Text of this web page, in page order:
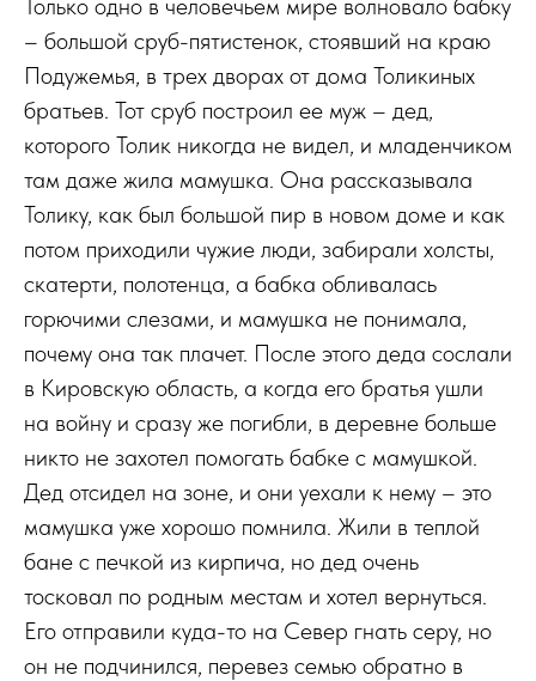
Только одно в человечьем мире волновало бабку
– большой сруб-пятистенок, стоявший на краю
Подужемья, в трех дворах от дома Толикиных
братьев. Тот сруб построил ее муж – дед,
которого Толик никогда не видел, и младенчиком
там даже жила мамушка. Она рассказывала
Толику, как был большой пир в новом доме и как
потом приходили чужие люди, забирали холсты,
скатерти, полотенца, а бабка обливалась
горючими слезами, и мамушка не понимала,
почему она так плачет. После этого деда сослали
в Кировскую область, а когда его братья ушли
на войну и сразу же погибли, в деревне больше
никто не захотел помогать бабке с мамушкой.
Дед отсидел на зоне, и они уехали к нему – это
мамушка уже хорошо помнила. Жили в теплой
бане с печкой из кирпича, но дед очень
тосковал по родным местам и хотел вернуться.
Его отправили куда-то на Север гнать серу, но
он не подчинился, перевез семью обратно в